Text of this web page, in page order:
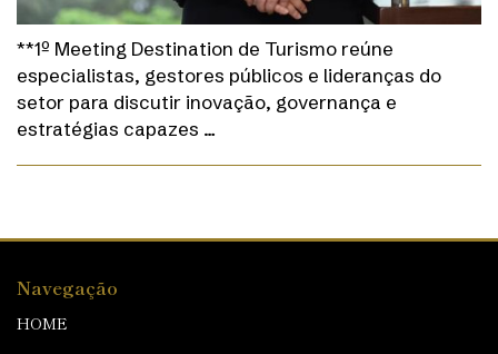
**1º Meeting Destination de Turismo reúne
especialistas, gestores públicos e lideranças do
setor para discutir inovação, governança e
estratégias capazes …
Navegação
HOME